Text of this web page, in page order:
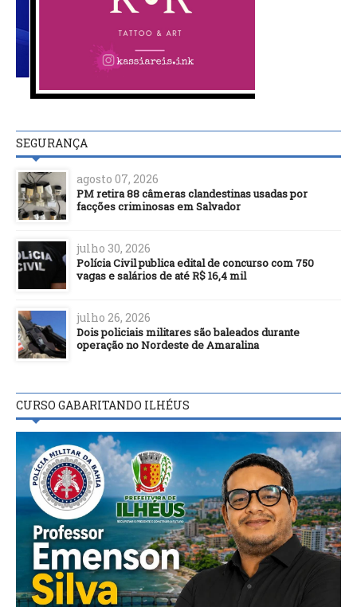
SEGURANÇA
agosto 07, 2026
PM retira 88 câmeras clandestinas usadas por
facções criminosas em Salvador
julho 30, 2026
Polícia Civil publica edital de concurso com 750
vagas e salários de até R$ 16,4 mil
julho 26, 2026
Dois policiais militares são baleados durante
operação no Nordeste de Amaralina
CURSO GABARITANDO ILHÉUS